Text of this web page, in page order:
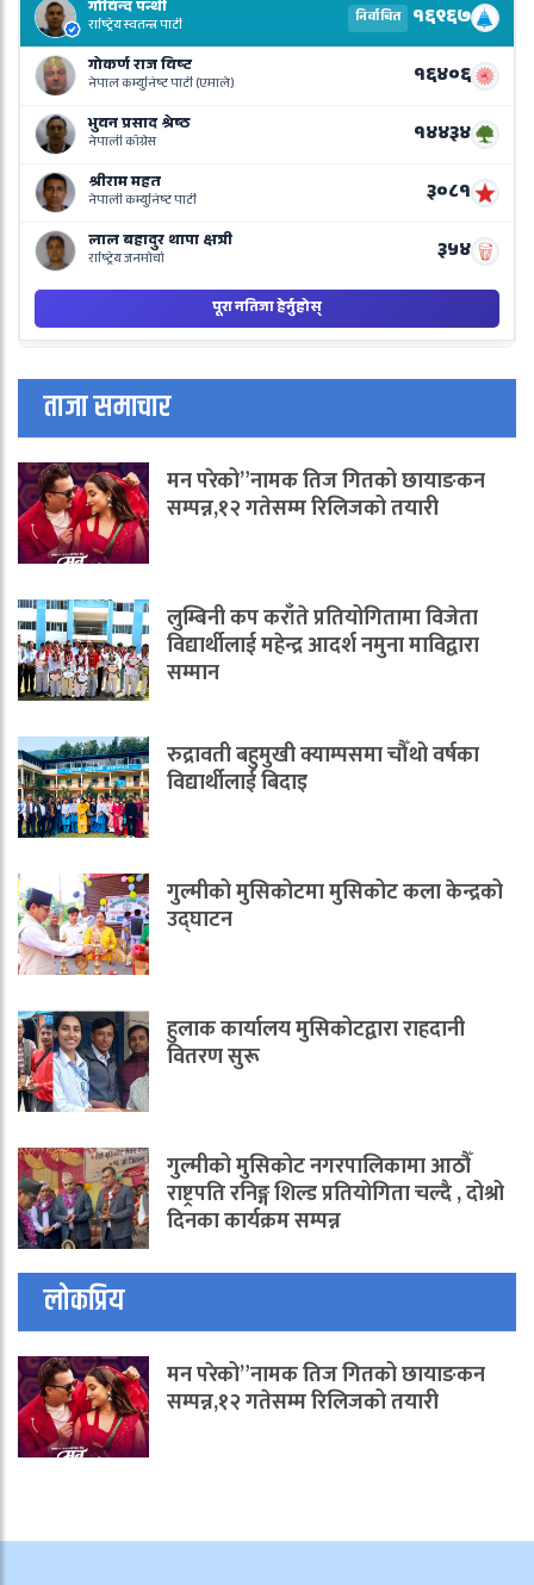
ताजा समाचार
मन परेको”नामक तिज गितको छायाङकन
सम्पन्न,१२ गतेसम्म रिलिजको तयारी
लुम्बिनी कप कराँते प्रतियोगितामा विजेता
विद्यार्थीलाई महेन्द्र आदर्श नमुना माविद्वारा
सम्मान
रुद्रावती बहुमुखी क्याम्पसमा चौँथो वर्षका
विद्यार्थीलाई बिदाइ
गुल्मीको मुसिकोटमा मुसिकोट कला केन्द्रको
उद्घाटन
हुलाक कार्यालय मुसिकोटद्वारा राहदानी
वितरण सुरू
गुल्मीको मुसिकोट नगरपालिकामा आठौँ
राष्ट्रपति रनिङ्ग शिल्ड प्रतियोगिता चल्दै , दोश्रो
दिनका कार्यक्रम सम्पन्न
लोकप्रिय
मन परेको”नामक तिज गितको छायाङकन
सम्पन्न,१२ गतेसम्म रिलिजको तयारी